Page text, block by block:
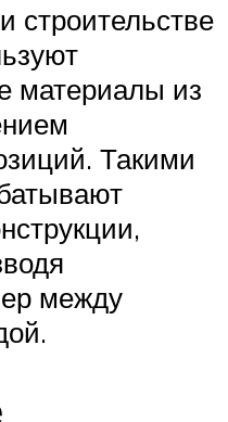
строительстве
материалы из
Такими
между